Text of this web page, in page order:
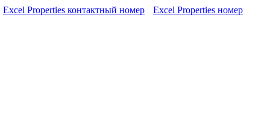
Excel Properties контактный номер
Excel Properties номер